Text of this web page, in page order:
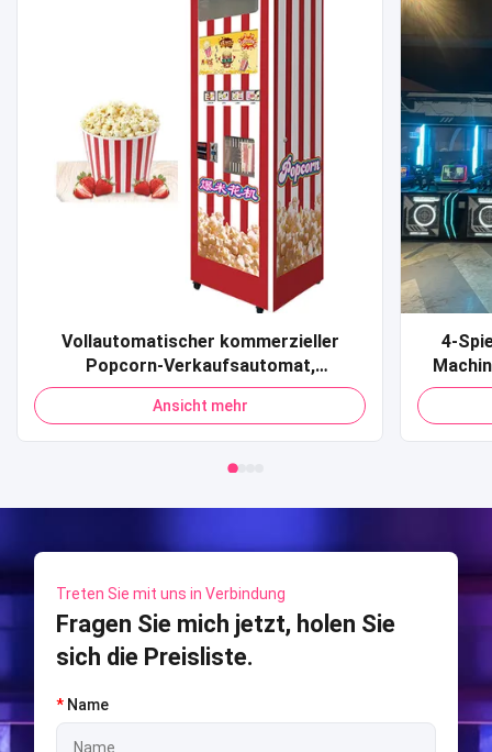
Vollautomatischer kommerzieller
Popcorn-Verkaufsautomat,
Kreditkarte, QR-Code, Zahlung,
Popcorn-Verkaufsautomat für
Einkaufszentrum
Ansicht mehr
4-
Sport
Treten Sie mit uns in Verbindung
Fragen Sie mich jetzt, holen Sie
sich die Preisliste.
* Name